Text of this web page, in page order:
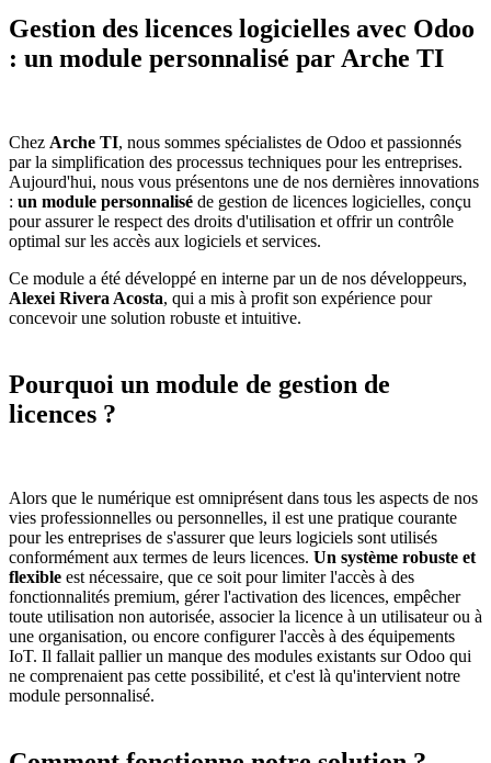
Gestion des licences logicielles avec Odoo
: un module personnalisé parArche TI
Chez Arche TI, nous sommes spécialistes de Odoo et passionnés
par la simplification des processus techniques pour les entreprises.
Aujourd'hui, nous vous présentons une de nos dernières innovations
: un module personnalisé de gestion de licences logicielles, conçu
pour assurer le respect des droits d'utilisation et offrir un contrôle
optimal sur les accès aux logiciels et services.
Ce module a été développé en interne par un de nos développeurs,
Alexei Rivera Acosta, qui a mis à profit son expérience pour
concevoir une solution robuste et intuitive.
Pourquoi un module de gestion de
licences ?
Alors que le numérique est omniprésent dans tous les aspects de nos
vies professionnelles ou personnelles, il est une pratique courante
pour les entreprises de s'assurer que leurs logiciels sont utilisés
conformément aux termes de leurs licences. Un système robuste et
flexible est nécessaire, que ce soit pour limiter l'accès à des
fonctionnalités premium, gérer l'activation des licences, empêcher
toute utilisation non autorisée, associer la licence à un utilisateur ou à
une organisation, ou encore configurer l'accès à des équipements
IoT. Il fallait pallier un manque des modules existants sur Odoo qui
ne comprenaient pas cette possibilité, et c'est là qu'intervient notre
module personnalisé.